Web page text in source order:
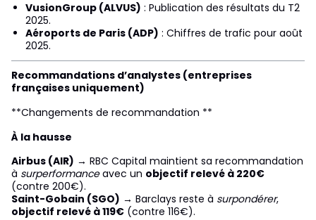
VusionGroup (ALVUS) : Publication des résultats du T2
2025.
Aéroports de Paris (ADP) : Chiffres de trafic pour août
2025.
Recommandations d’analystes (entreprises
françaises uniquement)
**Changements de recommandation **
À la hausse
Airbus (AIR) → RBC Capital maintient sa recommandation
à surperformanceavec un objectif relevé à 220€
(contre 200€).
Saint-Gobain (SGO) → Barclays reste à surpondérer,
objectif relevé à 119€ (contre 116€).